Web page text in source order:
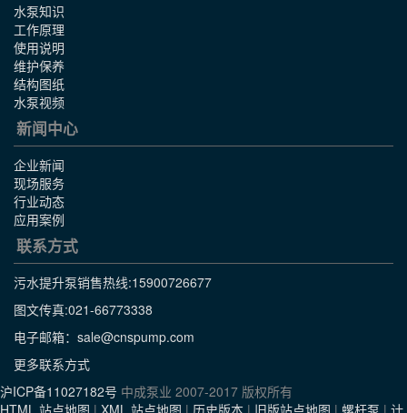
水泵知识
工作原理
使用说明
维护保养
结构图纸
水泵视频
新闻中心
企业新闻
现场服务
行业动态
应用案例
联系方式
污水提升泵销售热线:15900726677
图文传真:021-66773338
电子邮箱：sale@cnspump.com
更多联系方式
沪ICP备11027182号 中成泵业 2007-2017 版权所有
HTML 站点地图 | XML 站点地图 | 历史版本 | 旧版站点地图 | 螺杆泵 | 计